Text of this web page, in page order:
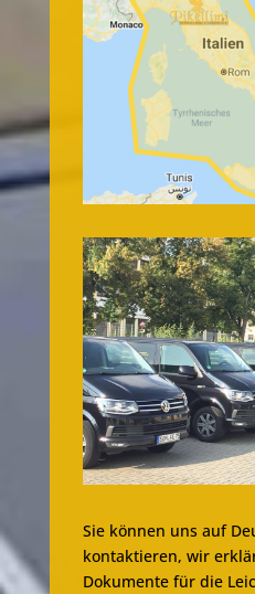
Sie können uns auf
kontaktieren, wir
Dokumente für die